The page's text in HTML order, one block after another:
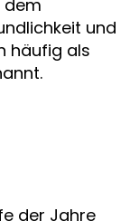
dem
und
häufig als
der Jahre